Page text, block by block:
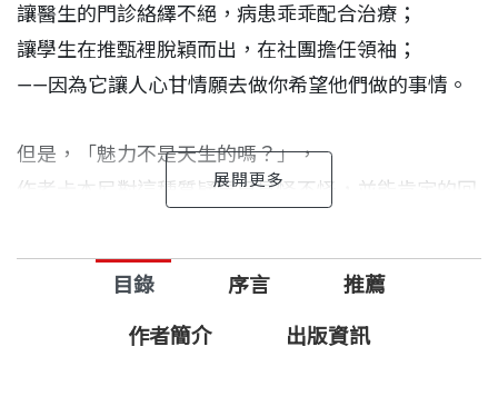
讓醫生的門診絡繹不絕，病患乖乖配合治療；
讓學生在推甄裡脫穎而出，在社團擔任領袖；
——因為它讓人心甘情願去做你希望他們做的事情。
但是，「魅力不是天生的嗎？」，
作者卡本尼對這種質疑早已見怪不怪，並能肯定的回
就像任何職場、生活技能一樣，「魅力」也可靠許多
技巧練出來！目錄 序言 推薦
作者簡介 出版資訊